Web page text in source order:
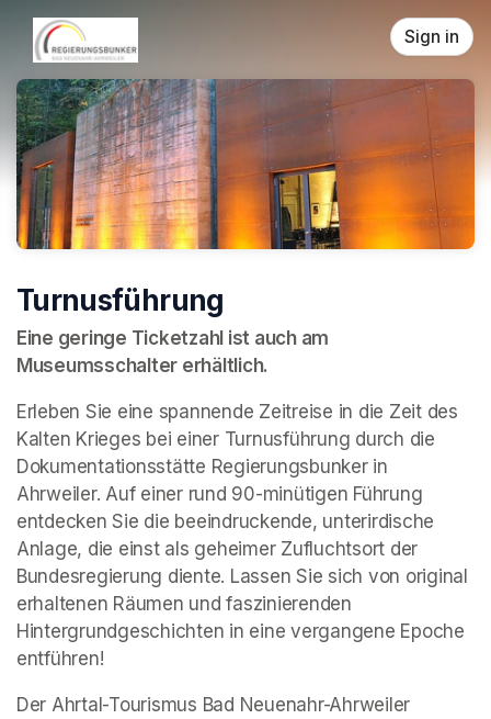
Skip header
Sign in
Turnusführung
Eine geringe Ticketzahl ist auch am
Museumsschalter erhältlich.
Erleben Sie eine spannende Zeitreise in die Zeit des
Kalten Krieges bei einer Turnusführung durch die
Dokumentationsstätte Regierungsbunker in
Ahrweiler. Auf einer rund 90-minütigen Führung
entdecken Sie die beeindruckende, unterirdische
Anlage, die einst als geheimer Zufluchtsort der
Bundesregierung diente. Lassen Sie sich von original
erhaltenen Räumen und faszinierenden
Hintergrundgeschichten in eine vergangene Epoche
entführen!
Der Ahrtal-Tourismus Bad Neuenahr-Ahrweiler